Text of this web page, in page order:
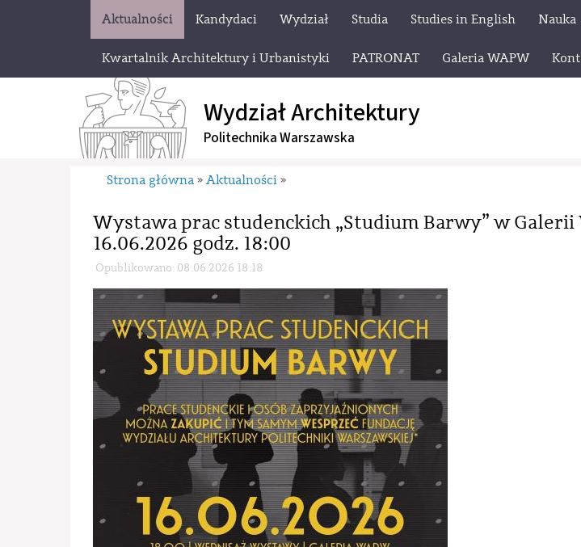
Aktualności Kandydaci Wydział Studia Studies in English Nauka
Kwartalnik Architektury i Urbanistyki PATRONAT Galeria WAPW
Wydział Architektury
Politechnika Warszawska
Strona główna » Aktualności »
Wystawa prac studenckich „Studium Barwy” w
16.06.2026 godz. 18:00
Opublikowano: 08.06.2026 18:18